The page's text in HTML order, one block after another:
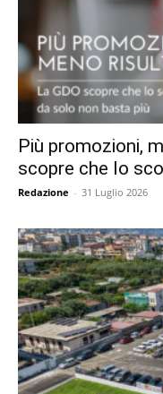
Più promozioni,
scopre che lo
Redazione - 31 Luglio 2026